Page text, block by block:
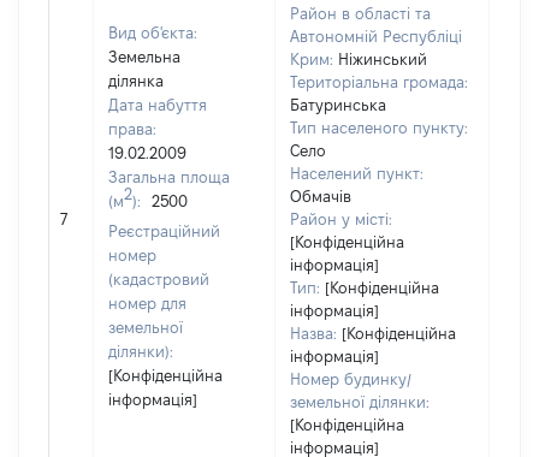
7
Вид об'єкта:
Земельна
ділянка
Дата набуття
права:
19.02.2009
Загальна площа
(м2):
2500
Реєстраційний
номер
(кадастровий
номер для
земельної
ділянки):
[Конфіденційна
інформація]
Район в області та
Автономній Республіці
Крим: Ніжинський
Територіальна громада:
Батуринська
Тип населеного пункту:
Село
Населений пункт:
Обмачів
Район у місті:
[Конфіденційна
інформація]
Тип: [Конфіденційна
інформація]
Назва: [Конфіденційна
інформація]
Номер будинку/
земельної ділянки:
[Конфіденційна
інформація]